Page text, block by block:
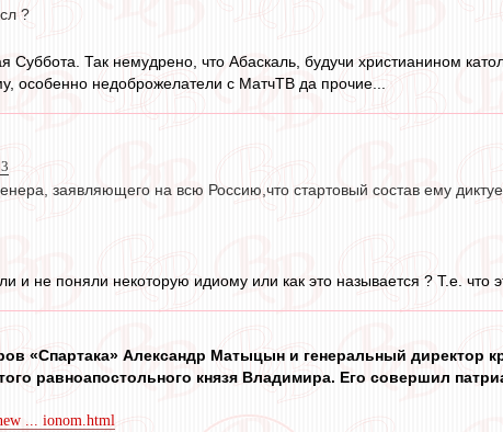
?
Суббота. Так немудрено, что Абаскаль, будучи христианином
особенно недоброжелатели с МатчТВ да прочие...
заявляющего на всю Россию,что стартовый состав ему
и не поняли некоторую идиому или как это называется ? Т.е.
«Спартака» Александр Матыцын и генеральный директор
равноапостольного князя Владимира. Его совершил
... ionom.html